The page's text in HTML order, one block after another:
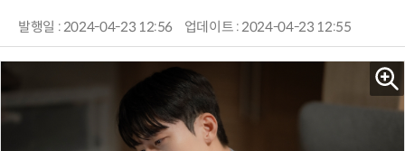
발행일 : 2024-04-23 12:56 업데이트 : 2024-04-23 12:55